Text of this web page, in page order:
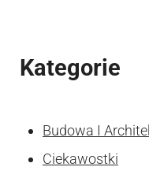
Kategorie
Budowa I
Ciekawostki